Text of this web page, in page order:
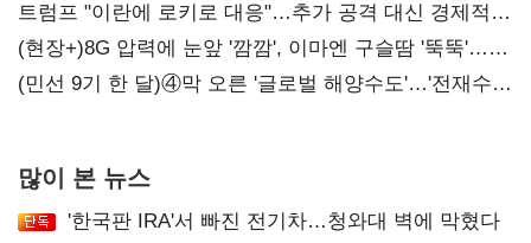
'하락'
트럼프 "이란에 로키로 대응"…추가 공격 대신 경제적
압박 시사
(현장+)8G 압력에 눈앞 '깜깜', 이마엔 구슬땀 '뚝뚝'…
화려한 에어쇼 뒤 땀방울
(민선 9기 한 달)④막 오른 '글로벌 해양수도'…'전재수
많이 본 뉴스
'한국판 IRA'서 빠진 전기차…청와대 벽에 막혔다